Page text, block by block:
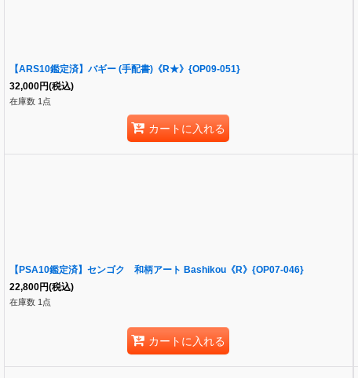
【ARS10鑑定済】バギー (手配書)《R★》{OP09-051}
32,000円(税込)
在庫数 1点
カートに入れる
【PSA10鑑定済】センゴク 和柄アート Bashikou《R》{OP07-046}
22,800円(税込)
在庫数 1点
カートに入れる